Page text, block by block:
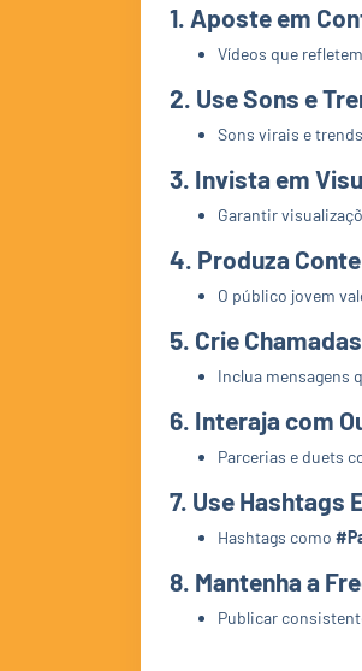
1. Aposte em
Vídeos que
2. Use Sons e
Sons virais e
3. Invista em
Garantir
4. Produza
O público jovem
5. Crie
Inclua mensagens
6. Interaja com
Parcerias e duets
7. Use Hashtags
Hashtags como
8. Mantenha a
Publicar